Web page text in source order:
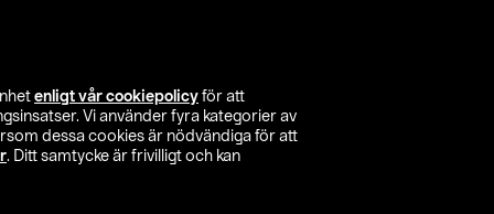
enligt vår cookiepolicy för att
Vi använder fyra kategorier av
dessa cookies är nödvändiga för att
. Ditt samtycke är frivilligt och kan